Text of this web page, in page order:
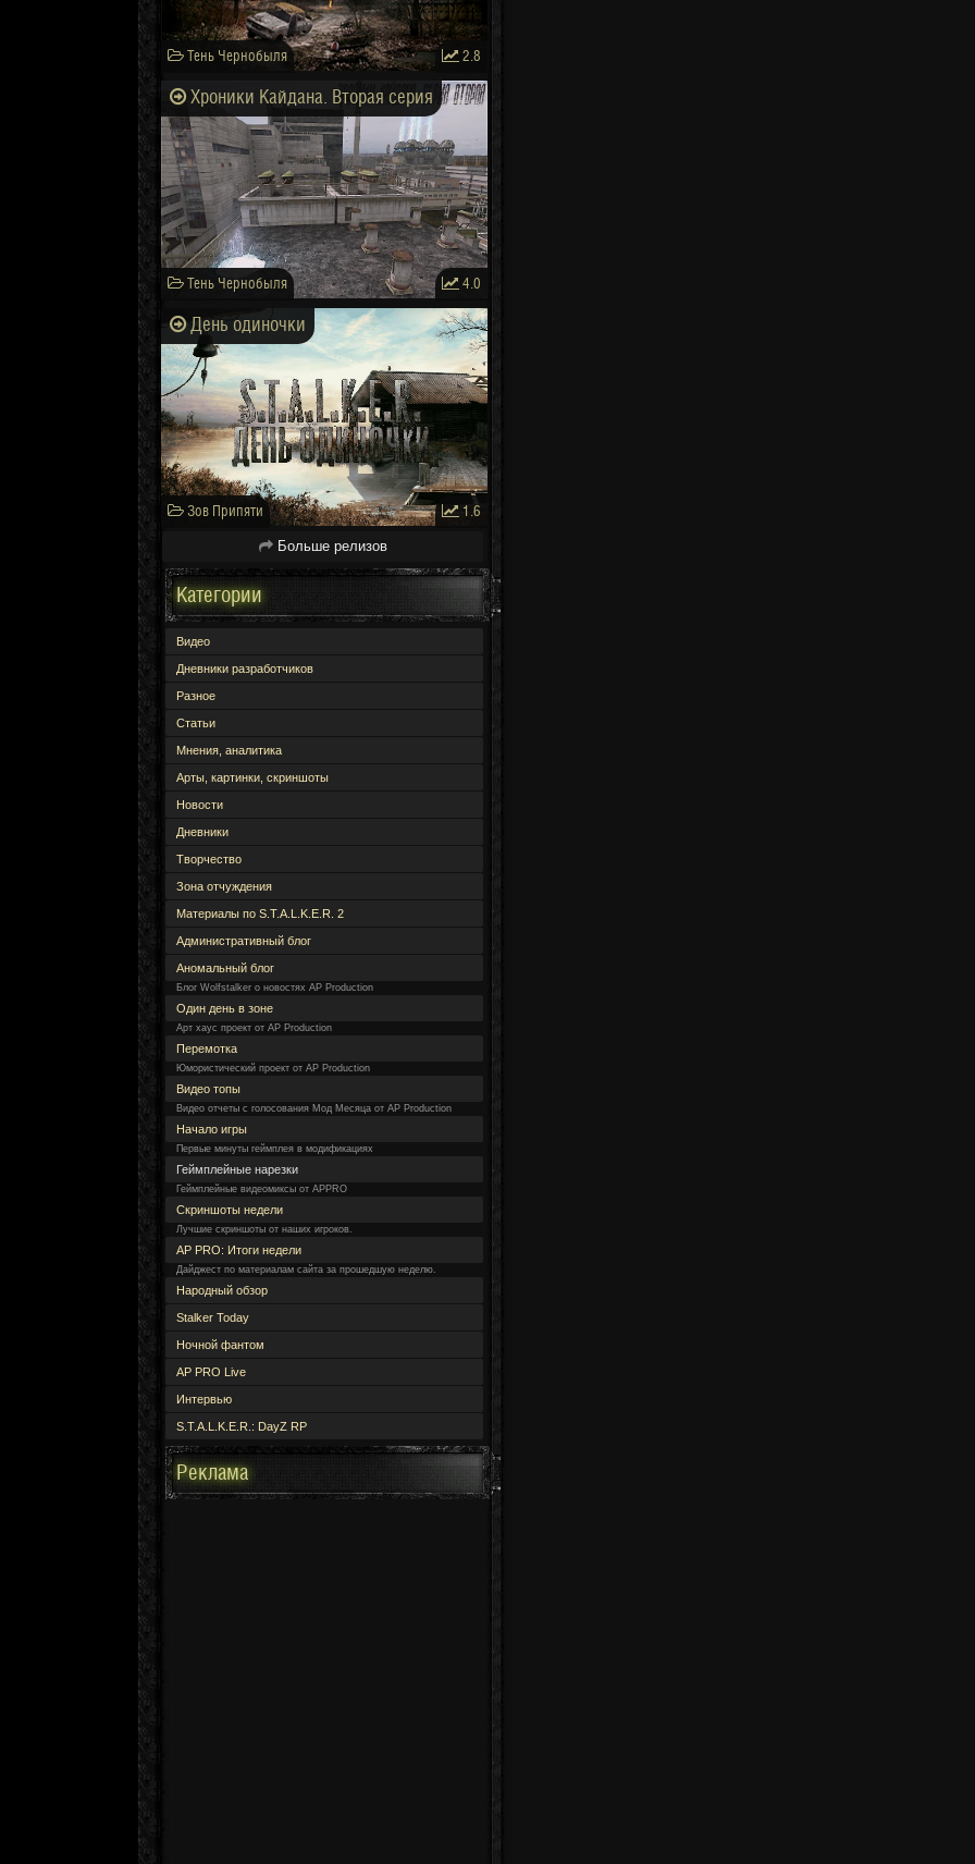
Тень Чернобыля 2.8
Хроники Кайдана. Вторая серия
Тень Чернобыля 4.0
День одиночки
Зов Припяти 1.6
Больше релизов
Категории
Видео
Дневники разработчиков
Разное
Статьи
Мнения, аналитика
Арты, картинки, скриншоты
Новости
Дневники
Творчество
Зона отчуждения
Материалы по S.T.A.L.K.E.R. 2
Административный блог
Аномальный блог
Блог Wolfstalker о новостях AP Production
Один день в зоне
Арт хаус проект от AP Production
Перемотка
Юмористический проект от AP Production
Видео топы
Видео отчеты с голосования Мод Месяца от AP Production
Начало игры
Первые минуты геймплея в модификациях
Геймплейные нарезки
Геймплейные видеомиксы от APPRO
Скриншоты недели
Лучшие скриншоты от наших игроков.
AP PRO: Итоги недели
Дайджест по материалам сайта за прошедшую неделю.
Народный обзор
Stalker Today
Ночной фантом
AP PRO Live
Интервью
S.T.A.L.K.E.R.: DayZ RP
Реклама